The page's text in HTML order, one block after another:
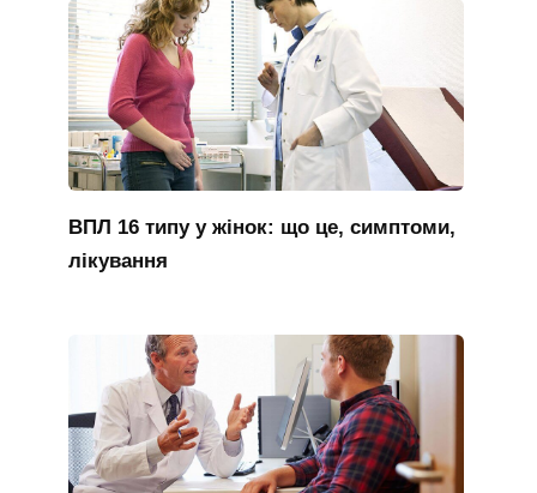
ВПЛ 16 типу у жінок: що це, симптоми,
лікування